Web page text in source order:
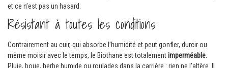
et ce n’est pas un hasard.
Résistant à toutes les conditions
Contrairement au cuir, qui absorbe l’humidité et peut gonfler, durcir ou
même moisir avec le temps, le Biothane est totalementimperméable
Pluie, boue, herbe humide ou roulades dans la carrière : rien ne l’altère. Il